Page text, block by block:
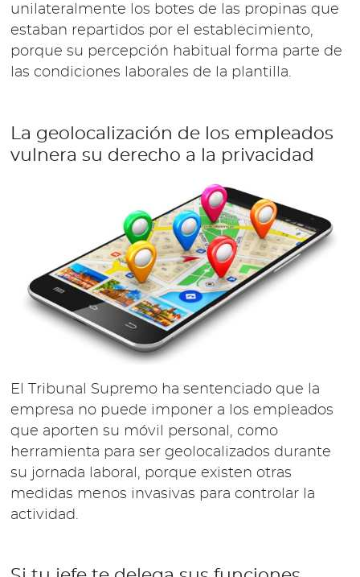
unilateralmente los botes de las propinas que
estaban repartidos por el establecimiento,
porque su percepción habitual forma parte de
las condiciones laborales de la plantilla.
La geolocalización de los empleados
vulnera su derecho a la privacidad
El Tribunal Supremo ha sentenciado que la
empresa no puede imponer a los empleados
que aporten su móvil personal, como
herramienta para ser geolocalizados durante
su jornada laboral, porque existen otras
medidas menos invasivas para controlar la
actividad.